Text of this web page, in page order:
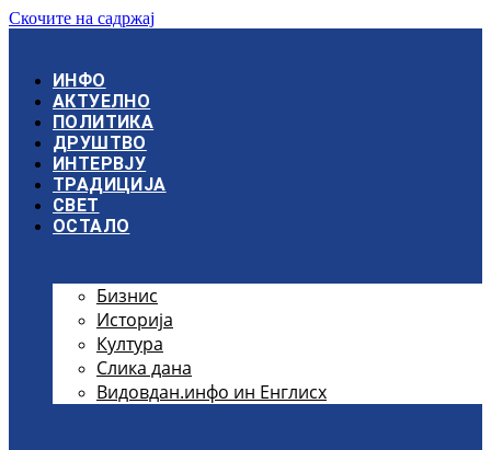
Скочите на садржај
ИНФО
АКТУЕЛНО
ПОЛИТИКА
ДРУШТВО
ИНТЕРВЈУ
ТРАДИЦИЈА
СВЕТ
ОСТАЛО
Бизнис
Историја
Култура
Слика дана
Видовдан.инфо ин Енглисх